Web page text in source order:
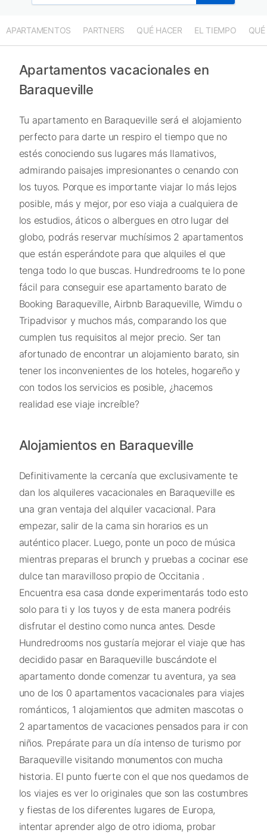
APARTAMENTOS PARTNERS QUÉ HACER EL TIEMPO QUÉ
Apartamentos vacacionales en
Baraqueville
Tu apartamento en Baraqueville será el alojamiento
perfecto para darte un respiro el tiempo que no
estés conociendo sus lugares más llamativos,
admirando paisajes impresionantes o cenando con
los tuyos. Porque es importante viajar lo más lejos
posible, más y mejor, por eso viaja a cualquiera de
los estudios, áticos o albergues en otro lugar del
globo, podrás reservar muchísimos 2 apartamentos
que están esperándote para que alquiles el que
tenga todo lo que buscas. Hundredrooms te lo pone
fácil para conseguir ese apartamento barato de
Booking Baraqueville, Airbnb Baraqueville, Wimdu o
Tripadvisor y muchos más, comparando los que
cumplen tus requisitos al mejor precio. Ser tan
afortunado de encontrar un alojamiento barato, sin
tener los inconvenientes de los hoteles, hogareño y
con todos los servicios es posible, ¿hacemos
realidad ese viaje increíble?
Alojamientos en Baraqueville
Definitivamente la cercanía que exclusivamente te
dan los alquileres vacacionales en Baraqueville es
una gran ventaja del alquiler vacacional. Para
empezar, salir de la cama sin horarios es un
auténtico placer. Luego, ponte un poco de música
mientras preparas el brunch y pruebas a cocinar ese
dulce tan maravilloso propio de Occitania .
Encuentra esa casa donde experimentarás todo esto
solo para ti y los tuyos y de esta manera podréis
disfrutar el destino como nunca antes. Desde
Hundredrooms nos gustaría mejorar el viaje que has
decidido pasar en Baraqueville buscándote el
apartamento donde comenzar tu aventura, ya sea
uno de los 0 apartamentos vacacionales para viajes
románticos, 1 alojamientos que admiten mascotas o
2 apartamentos de vacaciones pensados para ir con
niños. Prepárate para un día intenso de turismo por
Baraqueville visitando monumentos con mucha
historia. El punto fuerte con el que nos quedamos de
los viajes es ver lo originales que son las costumbres
y fiestas de los diferentes lugares de Europa,
intentar aprender algo de otro idioma, probar